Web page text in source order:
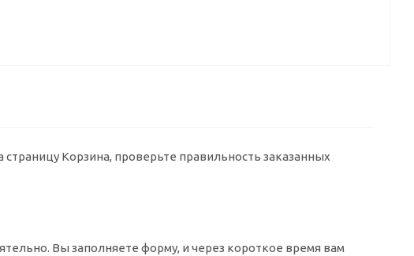
Корзина, проверьте правильность заказанных
Вы заполняете форму, и через короткое время вам